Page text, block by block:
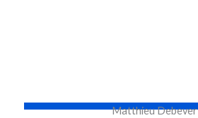
Matthieu Debever